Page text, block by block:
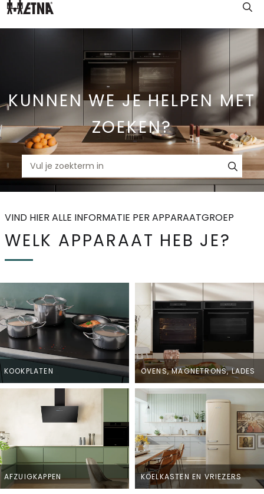
Skip
KUNNEN WE JE HELPEN MET
ZOEKEN?
VIND HIER ALLE INFORMATIE PER APPARAATGROEP
WELK APPARAAT HEB JE?
KOOKPLATEN OVENS, MAGNETRONS, LADES
AFZUIGKAPPEN KOELKASTEN EN VRIEZERS